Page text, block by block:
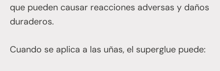
que pueden causar reacciones adversas y daños
duraderos.
Cuando se aplica a las uñas, el superglue puede: